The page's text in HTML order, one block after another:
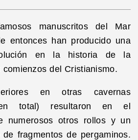
manuscritos del Mar
entonces han producido una
en la historia de la
del Cristianismo.
en otras cavernas
total) resultaron en el
numerosos otros rollos y un
fragmentos de pergaminos.